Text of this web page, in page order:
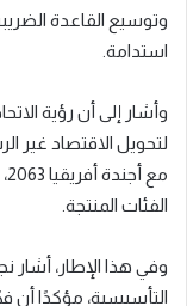
وتوسيع القاعدة
استدامة.
وأشار إلى أن رؤية
لتحويل الاقتصاد غير
الفئات المنتجة.
وفي هذا الإطار، أشار
التأسيسية، مؤكدًا أن